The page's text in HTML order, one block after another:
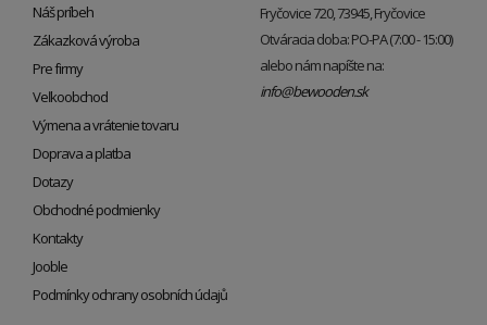
Náš príbeh
Zákazková výroba
Pre firmy
Veľkoobchod
Výmena a vrátenie tovaru
Doprava a platba
Dotazy
Obchodné podmienky
Kontakty
Jooble
Podmínky ochrany osobních údajů
Fryčovice 720, 73945, Fryčovice
Otváracia doba: PO-PA (7:00 - 15:00)
alebo nám napíšte na:
info@bewooden.sk